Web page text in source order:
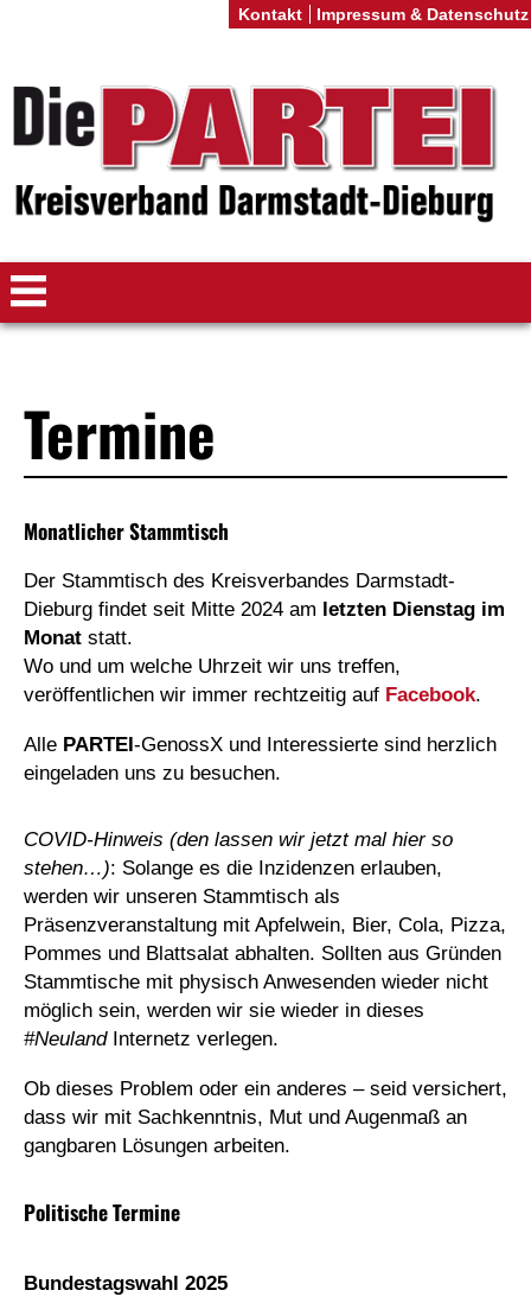
Termine
Monatlicher Stammtisch
Der Stammtisch des Kreisverbandes Darmstadt-
Dieburg findet seit Mitte 2024 am letzten Dienstag im
Monat statt.
Wo und um welche Uhrzeit wir uns treffen,
veröffentlichen wir immer rechtzeitig auf Facebook.
Alle PARTEI-GenossX und Interessierte sind herzlich
eingeladen uns zu besuchen.
COVID-Hinweis (den lassen wir jetzt mal hier so
stehen…): Solange es die Inzidenzen erlauben,
werden wir unseren Stammtisch als
Präsenzveranstaltung mit Apfelwein, Bier, Cola, Pizza,
Pommes und Blattsalat abhalten. Sollten aus Gründen
Stammtische mit physisch Anwesenden wieder nicht
möglich sein, werden wir sie wieder in dieses
#NeulandInternetz verlegen.
Ob dieses Problem oder ein anderes – seid versichert,
dass wir mit Sachkenntnis, Mut und Augenmaß an
gangbaren Lösungen arbeiten.
Politische Termine
Bundestagswahl 2025
Kontakt Impressum & Datenschutz